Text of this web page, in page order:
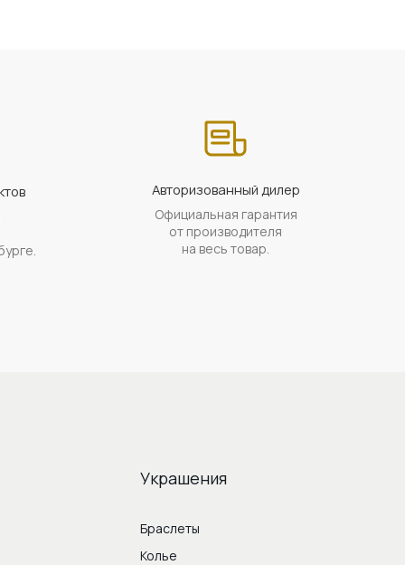
Авторизованный дилер
Официальная гарантия
от производителя
на весь товар.
Украшения
Браслеты
Колье